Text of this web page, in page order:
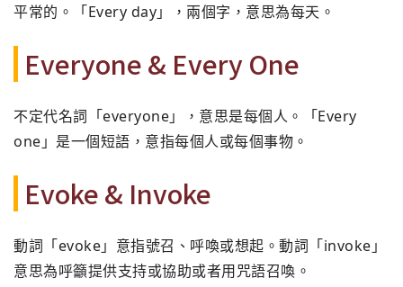
平常的。「Every day」，兩個字，意思為每天。
Everyone & Every One
不定代名詞「everyone」，意思是每個人。「Every
one」是一個短語，意指每個人或每個事物。
Evoke & Invoke
動詞「evoke」意指號召、呼喚或想起。動詞「invoke」
意思為呼籲提供支持或協助或者用咒語召喚。